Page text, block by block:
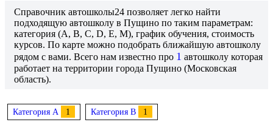
Справочник автошколы24 позволяет легко найти
подходящую автошколу в Пущино по таким параметрам:
категория (A, B, C, D, E, M), график обучения, стоимость
курсов. По карте можно подобрать ближайшую автошколу
рядом с вами. Всего нам известно про 1 автошколу которая
работает на территории города Пущино (Московская
область).
Категория A 1 Категория B 1